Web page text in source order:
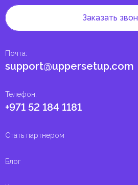
Телефон:
+971 52 184 1181
Почта:
support@uppersetup.com
Заказать
Стать партнером
Блог